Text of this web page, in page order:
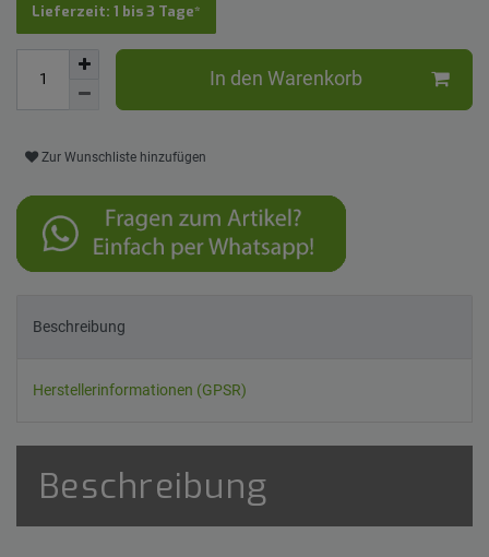
Lieferzeit: 1 bis 3 Tage*
In den Warenkorb
Zur Wunschliste hinzufügen
Beschreibung
Herstellerinformationen (GPSR)
Beschreibung